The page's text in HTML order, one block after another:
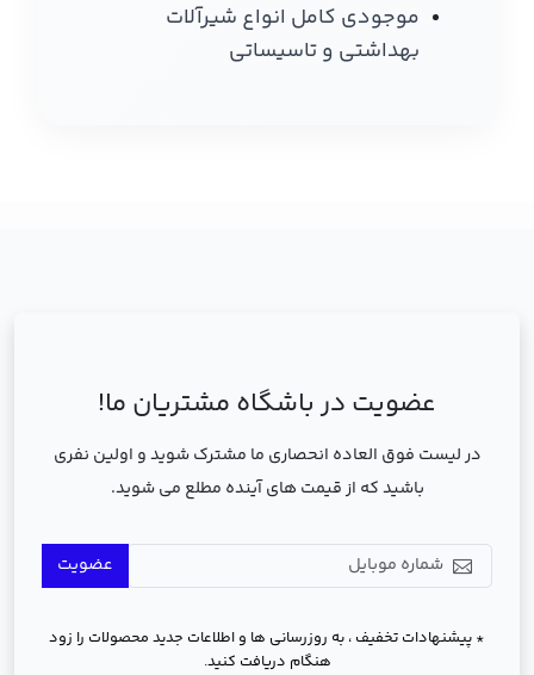
موجودی کامل انواع شیرآلات
بهداشتی و تاسیساتی
عضویت در باشگاه مشتریان ما!
در لیست فوق العاده انحصاری ما مشترک شوید و اولین نفری
باشید که از قیمت های آینده مطلع می شوید.
عضویت
* پیشنهادات تخفیف ، به روزرسانی ها و اطلاعات جدید محصولات را زود
هنگام دریافت کنید.